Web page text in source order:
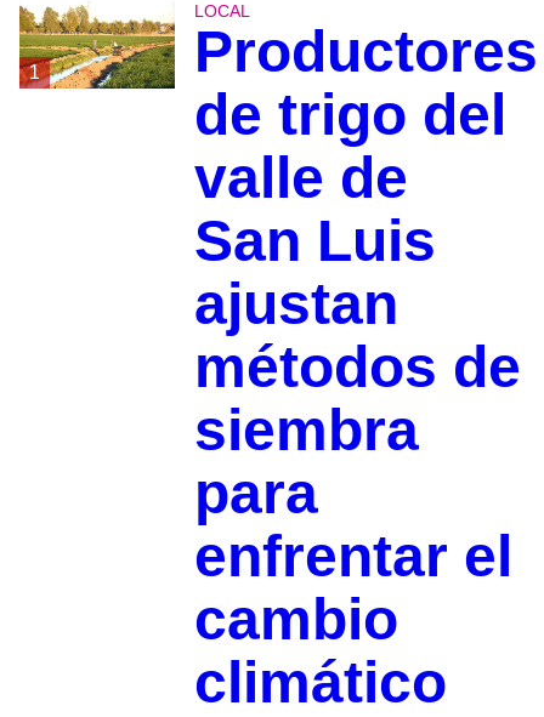
1
LOCAL
Productores
de trigo del
valle de
San Luis
ajustan
métodos de
siembra
para
enfrentar el
cambio
climático